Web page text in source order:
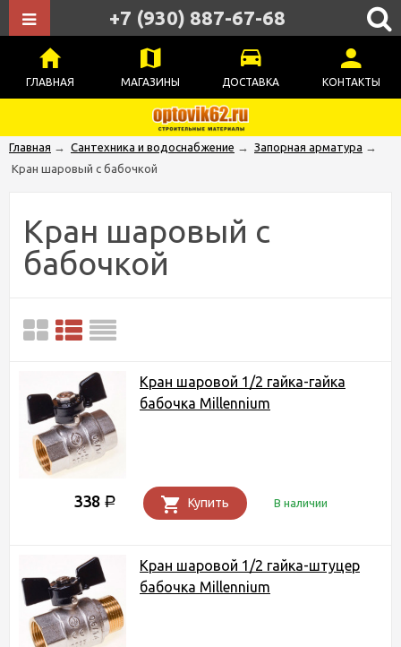
ГЛАВНАЯ МАГАЗИНЫ ДОСТАВКА КОНТАКТЫ
+7 (930) 887-67-68
Главная → Сантехника и водоснабжение → Запорная арматура →
Кран шаровый с бабочкой
Кран шаровый с
бабочкой
Кран шаровой 1/2 гайка-гайка
бабочка Millennium
338 Р Купить В наличии
Кран шаровой 1/2 гайка-штуцер
бабочка Millennium